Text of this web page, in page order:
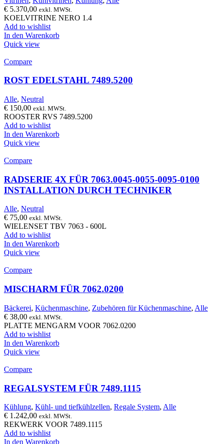
€ 5.370,00 exkl. MWSt.
KOELVITRINE NERO 1.4
Add to wishlist
In den Warenkorb
Quick view
Compare
ROST EDELSTAHL 7489.5200
Alle, Neutral
€ 150,00 exkl. MWSt.
ROOSTER RVS 7489.5200
Add to wishlist
In den Warenkorb
Quick view
Compare
RADSERIE 4X FÜR 7063.0045-0055-0095-0100
INSTALLATION DURCH TECHNIKER
Alle, Neutral
€ 75,00 exkl. MWSt.
WIELENSET TBV 7063 - 600L
Add to wishlist
In den Warenkorb
Quick view
Compare
MISCHARM FÜR 7062.0200
Bäckerei, Küchenmaschine, Zubehören für Küchenmaschine, Alle
€ 38,00 exkl. MWSt.
PLATTE MENGARM VOOR 7062.0200
Add to wishlist
In den Warenkorb
Quick view
Compare
REGALSYSTEM FÜR 7489.1115
Kühlung, Kühl- und tiefkühlzellen, Regale System, Alle
€ 1.242,00 exkl. MWSt.
REKWERK VOOR 7489.1115
Add to wishlist
In den Warenkorb